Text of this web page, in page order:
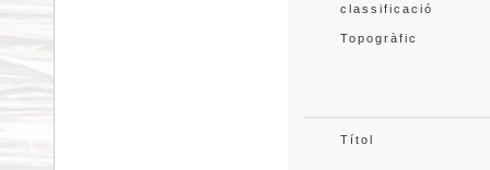
classificació
Topogràfic
Títol